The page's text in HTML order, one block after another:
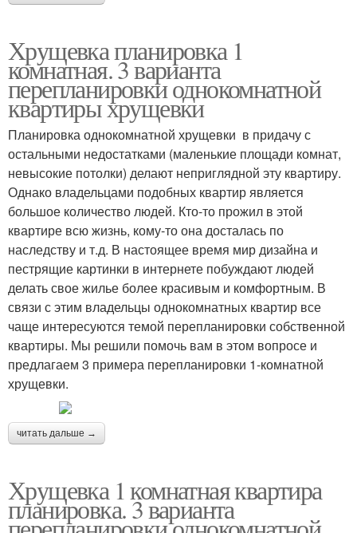
Хрущевка планировка 1
комнатная. 3 варианта
перепланировки однокомнатной
квартиры хрущевки
Планировка однокомнатной хрущевки в придачу с
остальными недостатками (маленькие площади комнат,
невысокие потолки) делают неприглядной эту квартиру.
Однако владельцами подобных квартир является
большое количество людей. Кто-то прожил в этой
квартире всю жизнь, кому-то она досталась по
наследству и т.д. В настоящее время мир дизайна и
пестрящие картинки в интернете побуждают людей
делать свое жилье более красивым и комфортным. В
связи с этим владельцы однокомнатных квартир все
чаще интересуются темой перепланировки собственной
квартиры. Мы решили помочь вам в этом вопросе и
предлагаем 3 примера перепланировки 1-комнатной
хрущевки.
читать дальше →
Хрущевка 1 комнатная квартира
планировка. 3 варианта